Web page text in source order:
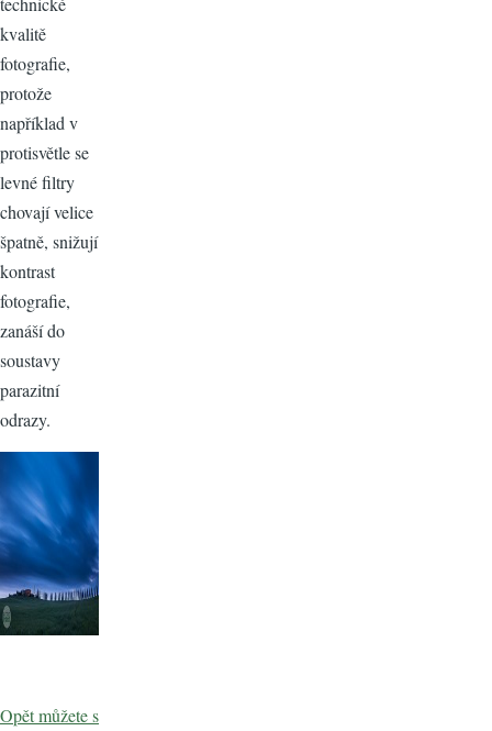
kvalitě
fotografie,
protože
například v
protisvětle se
levné filtry
chovají velice
špatně, snižují
kontrast
fotografie,
zanáší do
soustavy
parazitní
odrazy.
Opět můžete s